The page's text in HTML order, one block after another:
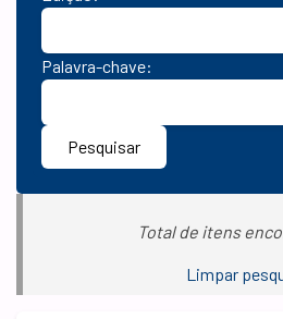
Palavra-chave:
Pesquisar
Total de itens
Limpar